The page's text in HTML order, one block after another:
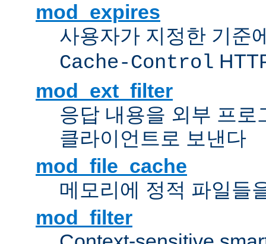
mod_expires
사용자가 지정한 기준
Cache-Control
mod_ext_filter
응답 내용을 외부 프로
클라이언트로 보낸다
mod_file_cache
메모리에 정적 파일들
mod_filter